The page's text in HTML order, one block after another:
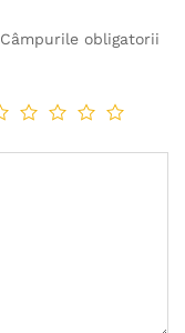
Câmpurile obligatorii